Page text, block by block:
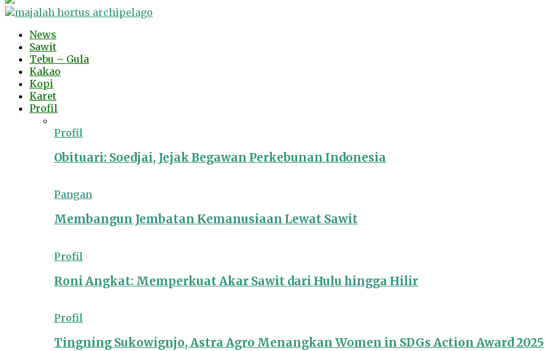
News
Sawit
Tebu – Gula
Kakao
Kopi
Karet
Profil
Profil
Obituari: Soedjai, Jejak Begawan Perkebunan Indonesia
Pangan
Membangun Jembatan Kemanusiaan Lewat Sawit
Profil
Roni Angkat: Memperkuat Akar Sawit dari Hulu hingga Hilir
Profil
Tingning Sukowignjo, Astra Agro Menangkan Women in SDGs Action Award 2025